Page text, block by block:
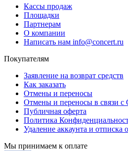
Кассы продаж
Площадки
Партнерам
О компании
Написать нам info@concert.ru
Покупателям
Заявление на возврат средств
Как заказать
Отмены и переносы
Отмены и переносы в связи с
Публичная оферта
Политика
Удаление аккаунта и отписка
Мы принимаем к оплате